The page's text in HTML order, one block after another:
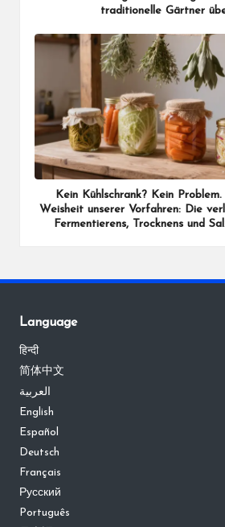
traditionelle Gärtner
Kein Kühlschrank? Kein
Weisheit unserer Vorfahren: Die
Fermentierens, Trocknens und
Language
हिन्दी
简体中文
العربية
English
Español
Deutsch
Français
Русский
Português